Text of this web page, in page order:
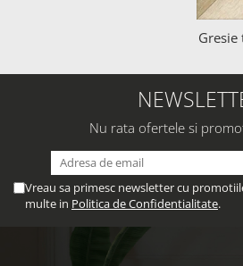
Gresie
Nu rata ofertele si
Vreau sa primesc newsletter cu
multe in Politica de Confidentialitate.